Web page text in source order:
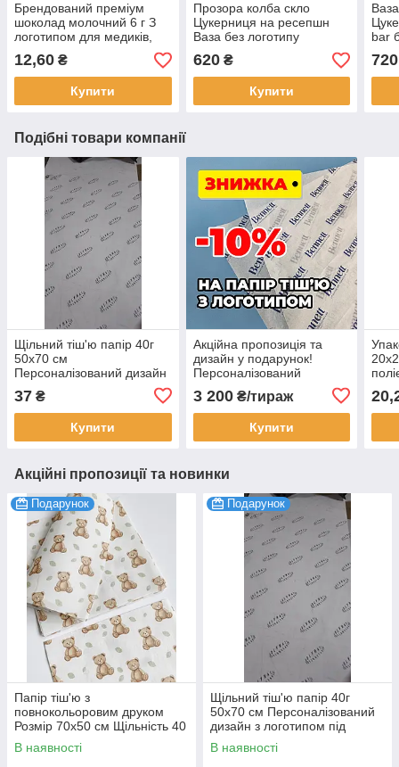
Брендований преміум
шоколад молочний 6 г З
логотипом для медиків,
б'юті-салонів, флористів і
кафе 100 шт.
12,60 ₴
Купити
Прозора колба скло
Цукерниця на ресепшн
Ваза без логотипу
620₴
Купити
bar
720
Подібні товари компанії
Щільний тіш'ю папір 40г
50х70 см
Персоналізований дизайн
замовлення 100 шт.
37 ₴
Купити
Акційна пропозиція та
дизайн у подарунок!
Персоналізований
під замовлення 100 шт.
3 200₴/тираж
Купити
Акційні пропозиції та новинки
Подарунок
Папір тіш'ю з
повнокольоровим друком
Розмір 70х50 см Щільність 40
г/м² 100 шт.
В наявності
Подарунок
Щільний тіш'ю папір 40г
50х70 см Персоналізований
дизайн з логотипом під
замовлення 100 шт.
В наявності